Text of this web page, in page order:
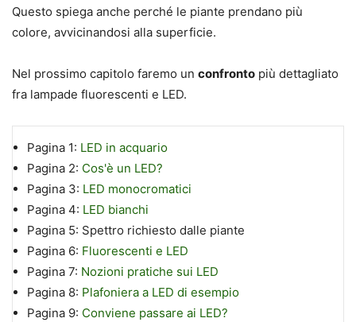
Questo spiega anche perché le piante prendano più
colore, avvicinandosi alla superficie.
Nel prossimo capitolo faremo un confronto più dettagliato
fra lampade fluorescenti e LED.
Pagina 1: LED in acquario
Pagina 2: Cos'è un LED?
Pagina 3: LED monocromatici
Pagina 4: LED bianchi
Pagina 5: Spettro richiesto dalle piante
Pagina 6: Fluorescenti e LED
Pagina 7: Nozioni pratiche sui LED
Pagina 8: Plafoniera a LED di esempio
Pagina 9: Conviene passare ai LED?